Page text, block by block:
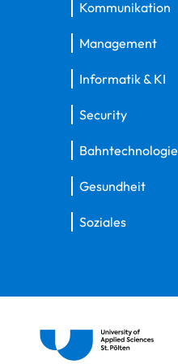
Kommunikation
Management
Informatik & KI
Security
Bahntechnologie
Gesundheit
Soziales